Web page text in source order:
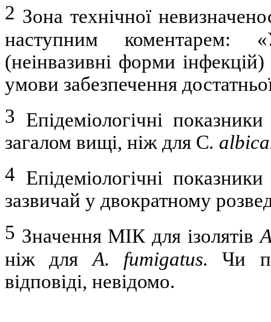
2 Зона технічної
наступним коментарем:
(неінвазивні форми
умови забезпечення
3 Епідеміологічні
загалом вищі, ніж для C.
4 Епідеміологічні
зазвичай у двократному
5 Значення МІК для ізолятів
ніж дляA. fumigatus. Чи
відповіді, невідомо.